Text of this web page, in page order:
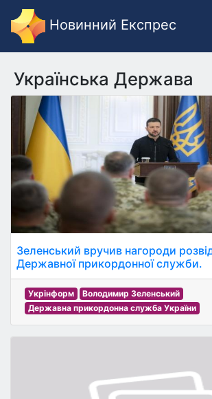
Новинний Експрес
Українська Держава
Зеленський вручив нагороди
Державної прикордонної служби.
Укрінформ
Володимир Зеленський
Державна прикордонна служба України